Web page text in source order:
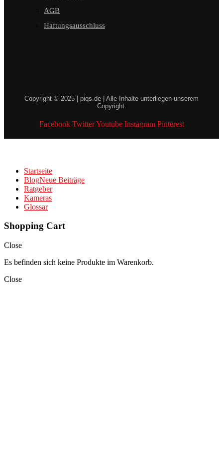
AGB
Haftungsausschluss
Copyright © 2025 | piqs.de | Alle Inhalte unterliegen unserem
Copyright.
Facebook Twitter Youtube Instagram Pinterest
Startseite
BlogNeue Beiträge
Ratgeber
Kameras
Glossar
Shopping Cart
Close
Es befinden sich keine Produkte im Warenkorb.
Close